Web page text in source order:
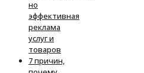
но
эффективная
реклама
услуг и
товаров
7 причин,